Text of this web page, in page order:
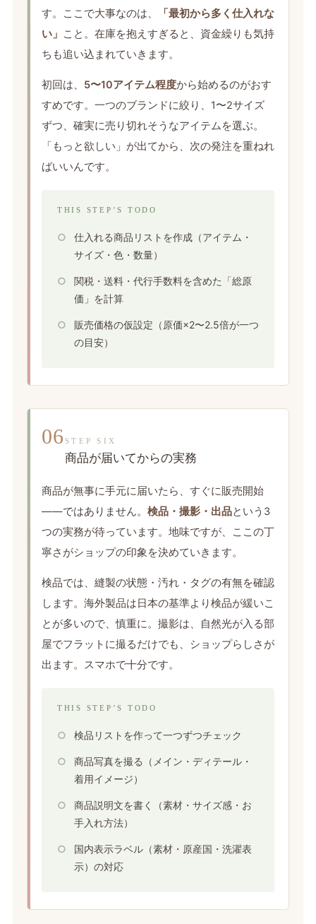
す。ここで大事なのは、
「最初から多く仕入れな
い」 こと。在庫を抱えすぎると、資金繰りも気持
ちも追い込まれていきます。
初回は、 5〜10アイテム程度から始めるのがおす
すめです。一つのブランドに絞り、1〜2サイズ
ずつ、確実に売り切れそうなアイテムを選ぶ。
「もっと欲しい」が出てから、次の発注を重ねれ
ばいいんです。
THIS STEP’S TODO
仕入れる商品リストを作成（アイテム・
サイズ・色・数量）
関税・送料・代行手数料を含めた「総原
価」を計算
販売価格の仮設定（原価×2〜2.5倍が一つ
の目安）
06 STEP SIX
商品が届いてからの実務
商品が無事に手元に届いたら、すぐに販売開始
——ではありません。 検品・撮影・出品という3
つの実務が待っています。地味ですが、ここの丁
寧さがショップの印象を決めていきます。
検品では、縫製の状態・汚れ・タグの有無を確認
します。海外製品は日本の基準より検品が緩いこ
とが多いので、慎重に。撮影は、自然光が入る部
屋でフラットに撮るだけでも、ショップらしさが
出ます。スマホで十分です。
THIS STEP’S TODO
検品リストを作って一つずつチェック
商品写真を撮る（メイン・ディテール・
着用イメージ）
商品説明文を書く（素材・サイズ感・お
手入れ方法）
国内表示ラベル（素材・原産国・洗濯表
示）の対応